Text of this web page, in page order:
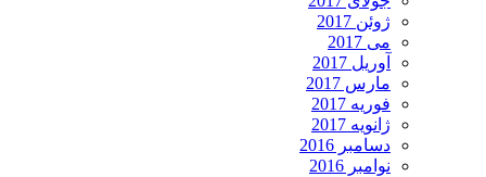
ژوئن 2017
می 2017
آوریل 2017
مارس 2017
فوریه 2017
ژانویه 2017
دسامبر 2016
نوامبر 2016